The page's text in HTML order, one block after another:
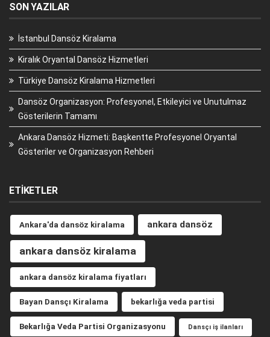
SON YAZILAR
İstanbul Dansöz Kiralama
Kiralık Oryantal Dansöz Hizmetleri
Türkiye Dansöz Kiralama Hizmetleri
Dansöz Organizasyon: Profesyonel, Etkileyici ve Unutulmaz
Gösterilerin Tamamı
Ankara Dansöz Hizmeti: Başkentte Profesyonel Oryantal
Gösteriler ve Organizasyon Rehberi
ETIKETLER
Ankara'da dansöz kiralama ankara dansöz
ankara dansöz kiralama
ankara dansöz kiralama fiyatları
Bayan Dansçı Kiralama bekarlığa veda partisi
Bekarlığa Veda Partisi Organizasyonu Dansçı iş ilanları